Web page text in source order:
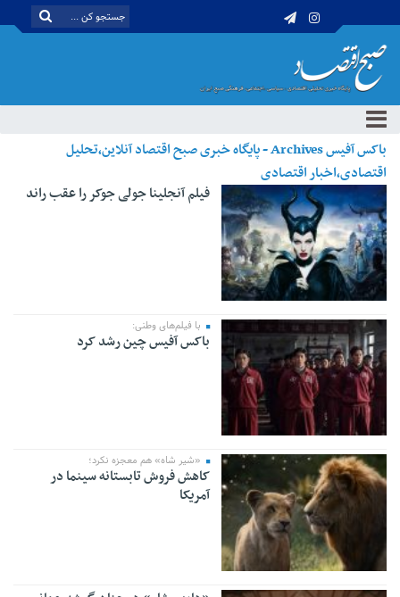
باکس آفیس Archives - پایگاه خبری صبح اقتصاد آنلاین،تحلیل
اقتصادی،اخبار اقتصادی
فیلم آنجلینا جولی جوکر را عقب راند
با فیلم‌های وطنی:
باکس آفیس چین رشد کرد
«شیر شاه» هم معجزه نکرد؛
کاهش فروش تابستانه سینما در
آمریکا